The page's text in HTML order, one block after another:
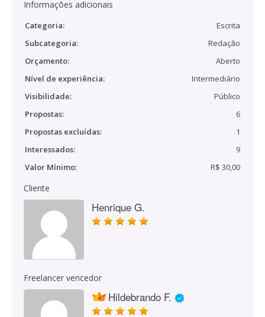
Informações adicionais
Categoria:
Escrita
Subcategoria:
Redação
Orçamento:
Aberto
Nível de experiência:
Intermediário
Visibilidade:
Público
Propostas:
6
Propostas excluídas:
1
Interessados:
9
Valor Mínimo:
R$ 30,00
Cliente
Henrique G.
Freelancer vencedor
Hildebrando F.